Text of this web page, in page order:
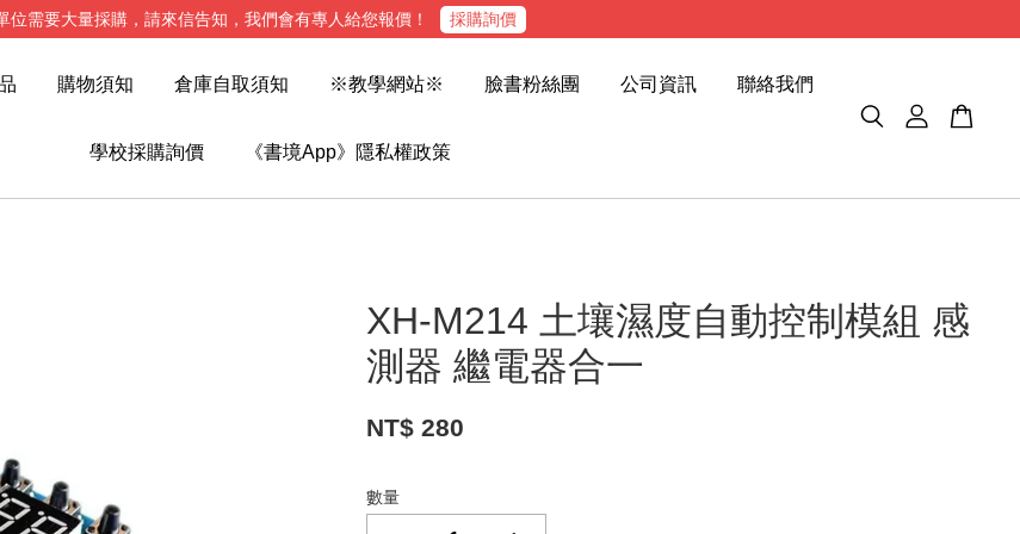
位需要大量採購，請來信告知，我們會有專人給您報價！ 採購詢價
購物須知 倉庫自取須知 ※教學網站※ 臉書粉絲團 公司資訊 聯絡我們
學校採購詢價 《書境App》隱私權政策
XH-M214 土壤濕度自動控制模組 感
測器 繼電器合一
NT$ 280
數量